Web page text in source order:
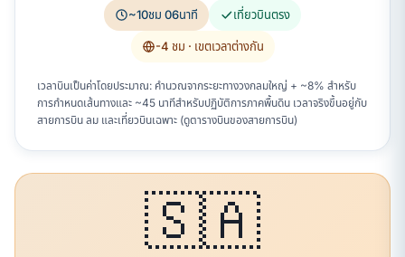
~10ชม 06นาที เที่ยวบินตรง
-4 ชม · เขตเวลาต่างกัน
เวลาบินเป็นค่าโดยประมาณ: คำนวณจากระยะทางวงกลมใหญ่ + ~8% สำหรับ
การกำหนดเส้นทางและ ~45 นาทีสำหรับปฏิบัติการภาคพื้นดิน เวลาจริงขึ้นอยู่กับ
สายการบิน ลม และเที่ยวบินเฉพาะ (ดูตารางบินของสายการบิน)
🇸🇦